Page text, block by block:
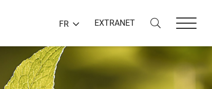
FR EXTRANET